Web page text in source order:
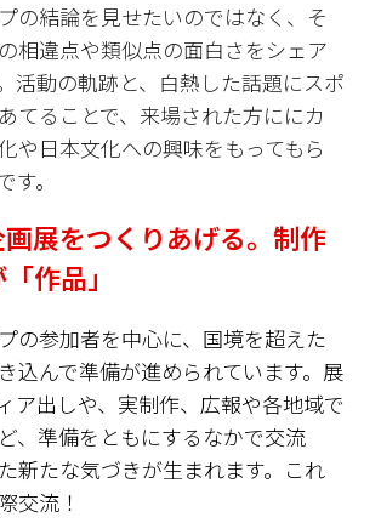
の結論を見せたいのではなく、そ
相違点や類似点の面白さをシェア
活動の軌跡と、白熱した話題にスポ
てることで、来場された方ににカ
や日本文化への興味をもってもら
。
展をつくりあげる。制作
作品」
の参加者を中心に、国境を超えた
込んで準備が進められています。展
ア出しや、実制作、広報や各地域で
、準備をともにするなかで交流
新たな気づきが生まれます。これ
交流！